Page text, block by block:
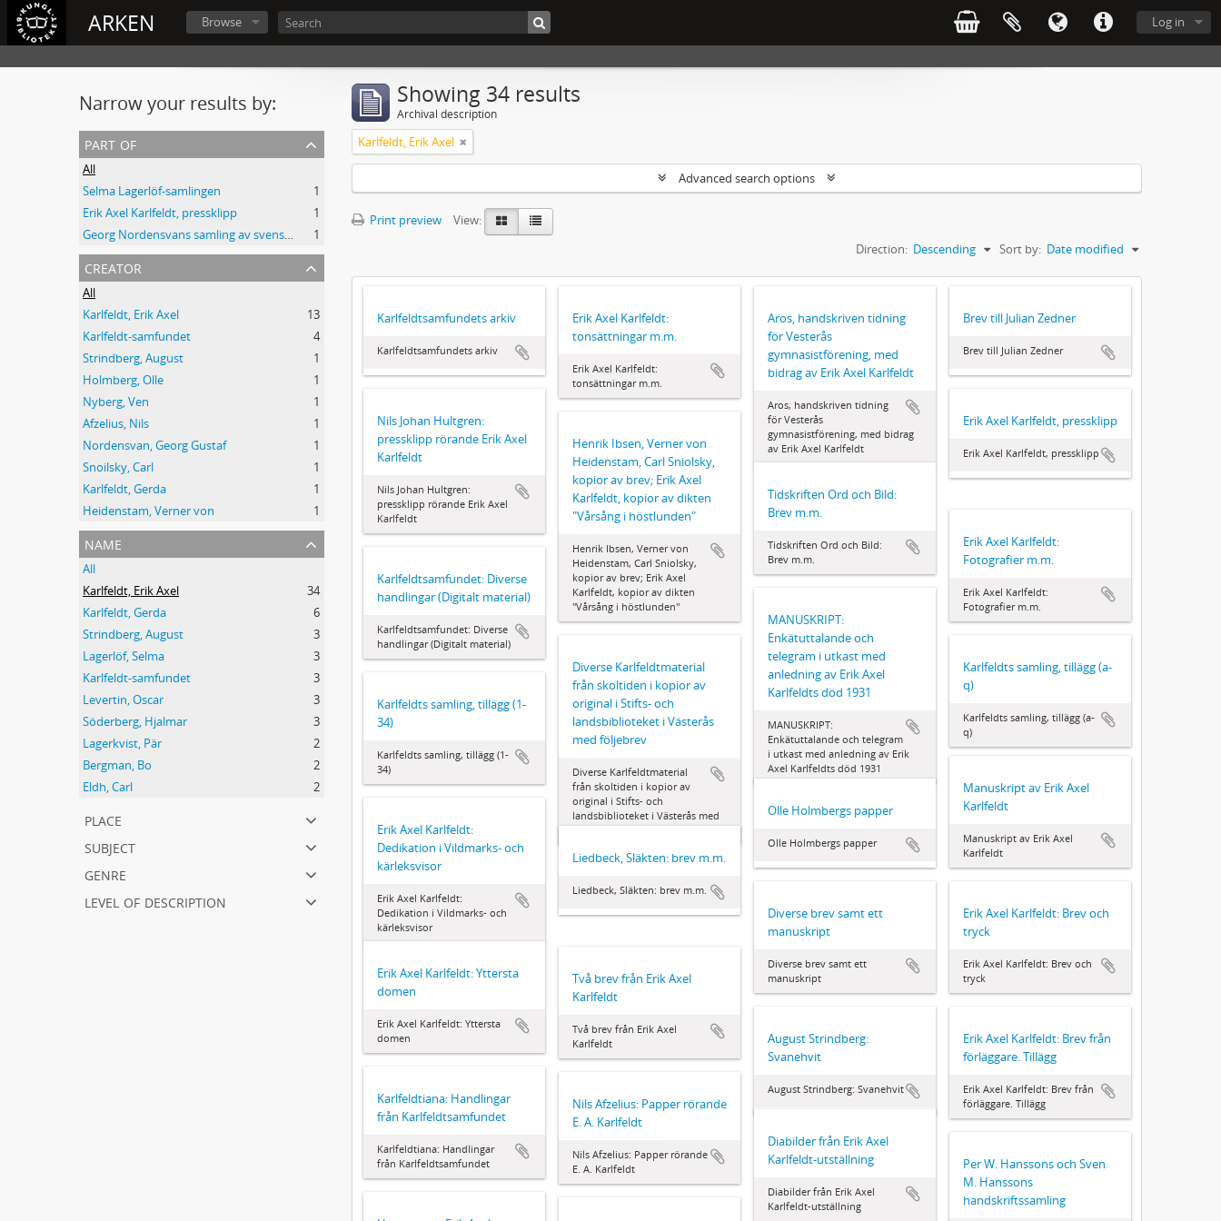
ARKEN Log in
Browse
Narrow your results by:
part of
All
Selma Lagerlöf-samlingen
1
Erik Axel Karlfeldt, pressklipp
1
Georg Nordensvans samling av svenska författares originalmanuskript
1
creator
All
Karlfeldt, Erik Axel
13
Karlfeldt-samfundet
4
Strindberg, August
1
Holmberg, Olle
1
Nyberg, Ven
1
Afzelius, Nils
1
Nordensvan, Georg Gustaf
1
Snoilsky, Carl
1
Karlfeldt, Gerda
1
Heidenstam, Verner von
1
name
All
Karlfeldt, Erik Axel
34
Karlfeldt, Gerda
6
Strindberg, August
3
Lagerlöf, Selma
3
Karlfeldt-samfundet
3
Levertin, Oscar
3
Söderberg, Hjalmar
3
Lagerkvist, Pär
2
Bergman, Bo
2
Eldh, Carl
2
place
subject
genre
level of description
Showing 34 results
Archival description
Karlfeldt, Erik Axel
Advanced search options
Print preview
View:
Sort by: Date modified
Direction: Descending
Karlfeldtsamfundets arkiv
Karlfeldtsamfundets arkiv
Erik Axel Karlfeldt:
tonsättningar m.m.
Erik Axel Karlfeldt:
tonsättningar m.m.
Aros, handskriven tidning
för Vesterås
gymnasistförening, med
bidrag av Erik Axel Karlfeldt
Aros, handskriven tidning
för Vesterås
gymnasistförening, med bidrag
av Erik Axel Karlfeldt
Brev till Julian Zedner
Brev till Julian Zedner
Nils Johan Hultgren:
pressklipp rörande Erik Axel
Karlfeldt
Nils Johan Hultgren:
pressklipp rörande Erik Axel
Karlfeldt
Erik Axel Karlfeldt, pressklipp
Erik Axel Karlfeldt, pressklipp
Henrik Ibsen, Verner von
Heidenstam, Carl Sniolsky,
kopior av brev; Erik Axel
Karlfeldt, kopior av dikten
"Vårsång i höstlunden"
Henrik Ibsen, Verner von
Heidenstam, Carl Sniolsky,
kopior av brev; Erik Axel
Karlfeldt, kopior av dikten
"Vårsång i höstlunden"
Tidskriften Ord och Bild:
Brev m.m.
Tidskriften Ord och Bild:
Brev m.m.
Erik Axel Karlfeldt:
Fotografier m.m.
Erik Axel Karlfeldt:
Fotografier m.m.
Karlfeldtsamfundet: Diverse
handlingar (Digitalt material)
Karlfeldtsamfundet: Diverse
handlingar (Digitalt material)
MANUSKRIPT:
Enkätuttalande och
telegram i utkast med
anledning av Erik Axel
Karlfeldts död 1931
MANUSKRIPT:
Enkätuttalande och telegram
i utkast med anledning av Erik
Axel Karlfeldts död 1931
Diverse Karlfeldtmaterial
från skoltiden i kopior av
original i Stifts- och
landsbiblioteket i Västerås
med följebrev
Diverse Karlfeldtmaterial
från skoltiden i kopior av
original i Stifts- och
landsbiblioteket i Västerås med
följebrev
Karlfeldts samling, tillägg (a-
q)
Karlfeldts samling, tillägg (a-
q)
Karlfeldts samling, tillägg (1-
34)
Karlfeldts samling, tillägg (1-
34)
Manuskript av Erik Axel
Karlfeldt
Manuskript av Erik Axel
Karlfeldt
Olle Holmbergs papper
Olle Holmbergs papper
Erik Axel Karlfeldt:
Dedikation i Vildmarks- och
kärleksvisor
Erik Axel Karlfeldt:
Dedikation i Vildmarks- och
kärleksvisor
Liedbeck, Släkten: brev m.m.
Liedbeck, Släkten: brev m.m.
Diverse brev samt ett
manuskript
Diverse brev samt ett
manuskript
Erik Axel Karlfeldt: Brev och
tryck
Erik Axel Karlfeldt: Brev och
tryck
Erik Axel Karlfeldt: Yttersta
domen
Erik Axel Karlfeldt: Yttersta
domen
Två brev från Erik Axel
Karlfeldt
Två brev från Erik Axel
Karlfeldt
August Strindberg:
Svanehvit
August Strindberg: Svanehvit
Erik Axel Karlfeldt: Brev från
förläggare. Tillägg
Erik Axel Karlfeldt: Brev från
förläggare. Tillägg
Karlfeldtiana: Handlingar
från Karlfeldtsamfundet
Karlfeldtiana: Handlingar
från Karlfeldtsamfundet
Nils Afzelius: Papper rörande
E. A. Karlfeldt
Nils Afzelius: Papper rörande
E. A. Karlfeldt
Diabilder från Erik Axel
Karlfeldt-utställning
Diabilder från Erik Axel
Karlfeldt-utställning
Per W. Hanssons och Sven
M. Hanssons
handskriftssamling